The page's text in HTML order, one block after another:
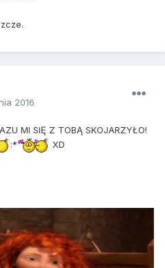
2016
MI SIĘ Z TOBĄ SKOJARZYŁO!
:* XD